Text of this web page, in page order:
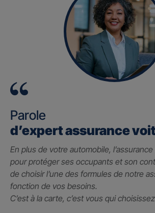
Parole
d’expert assurance
En plus de votre automobile,
pour protéger ses occupants et son
de choisir l’une des formules de notre
fonction de vos besoins.
C’est à la carte, c’est vous qui